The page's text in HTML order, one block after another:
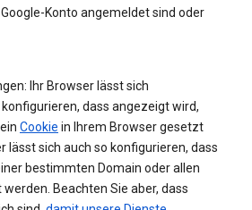
Konto angemeldet sind oder
Ihr Browser lässt sich
dass angezeigt wird,
Cookie in Ihrem Browser gesetzt
lässt sich auch so konfigurieren, dass
bestimmten Domain oder allen
Beachten Sie aber, dass